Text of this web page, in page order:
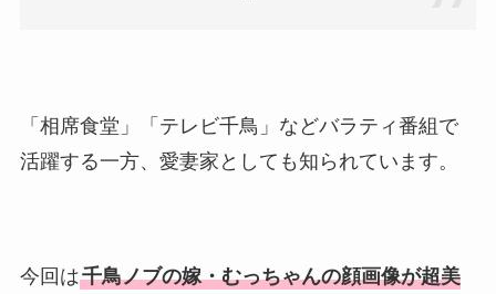
「相席食堂」「テレビ千鳥」などバラティ番組で
活躍する一方、愛妻家としても知られています。
今回は千鳥ノブの嫁・むっちゃんの顔画像が超美